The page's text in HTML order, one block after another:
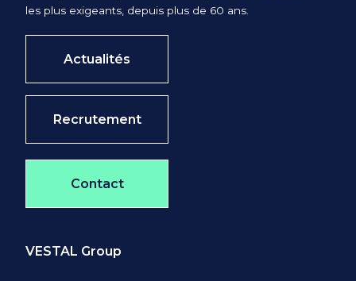
les plus exigeants, depuis plus de 60 ans.
Actualités
Recrutement
Contact
VESTAL Group